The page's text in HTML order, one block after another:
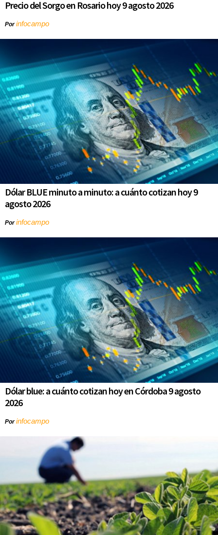
Precio del Sorgo en Rosario hoy 9 agosto 2026
Porinfocampo
Dólar BLUE minuto a minuto: a cuánto cotizan hoy 9
agosto 2026
Porinfocampo
Dólar blue: a cuánto cotizan hoy en Córdoba 9 agosto
2026
Porinfocampo